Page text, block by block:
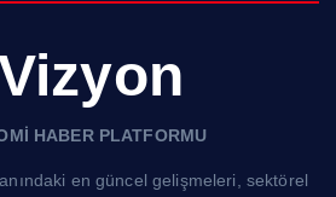
HABER PLATFORMU
en güncel gelişmeleri, sektörel